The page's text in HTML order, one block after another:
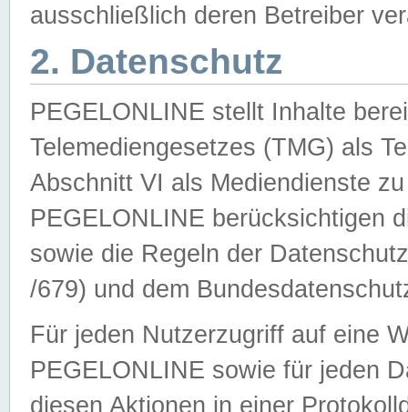
ausschließlich deren Betreiber
2. Datenschutz
PEGELONLINE stellt Inhalte
Telemediengesetzes (TMG) als
Abschnitt VI als Mediendienste
PEGELONLINE berücksichtigen
sowie die Regeln der
/679) und dem
Für jeden Nutzerzugriff auf eine
PEGELONLINE sowie für jeden
diesen Aktionen in einer